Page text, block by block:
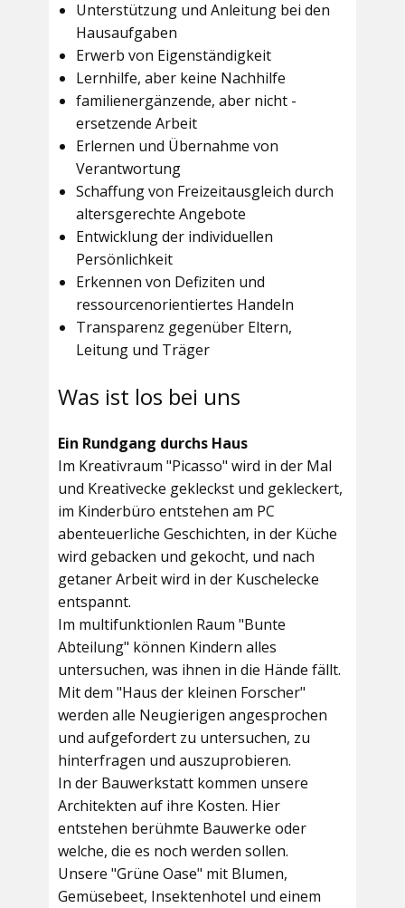
Unterstützung und Anleitung bei den
Hausaufgaben
Erwerb von Eigenständigkeit
Lernhilfe, aber keine Nachhilfe
familienergänzende, aber nicht -
ersetzende Arbeit
Erlernen und Übernahme von
Verantwortung
Schaffung von Freizeitausgleich durch
altersgerechte Angebote
Entwicklung der individuellen
Persönlichkeit
Erkennen von Defiziten und
ressourcenorientiertes Handeln
Transparenz gegenüber Eltern,
Leitung und Träger
Was ist los bei uns
Ein Rundgang durchs Haus
Im Kreativraum "Picasso" wird in der Mal
und Kreativecke gekleckst und gekleckert,
im Kinderbüro entstehen am PC
abenteuerliche Geschichten, in der Küche
wird gebacken und gekocht, und nach
getaner Arbeit wird in der Kuschelecke
entspannt.
Im multifunktionlen Raum "Bunte
Abteilung" können Kindern alles
untersuchen, was ihnen in die Hände fällt.
Mit dem "Haus der kleinen Forscher"
werden alle Neugierigen angesprochen
und aufgefordert zu untersuchen, zu
hinterfragen und auszuprobieren.
In der Bauwerkstatt kommen unsere
Architekten auf ihre Kosten. Hier
entstehen berühmte Bauwerke oder
welche, die es noch werden sollen.
Unsere "Grüne Oase" mit Blumen,
Gemüsebeet, Insektenhotel und einem